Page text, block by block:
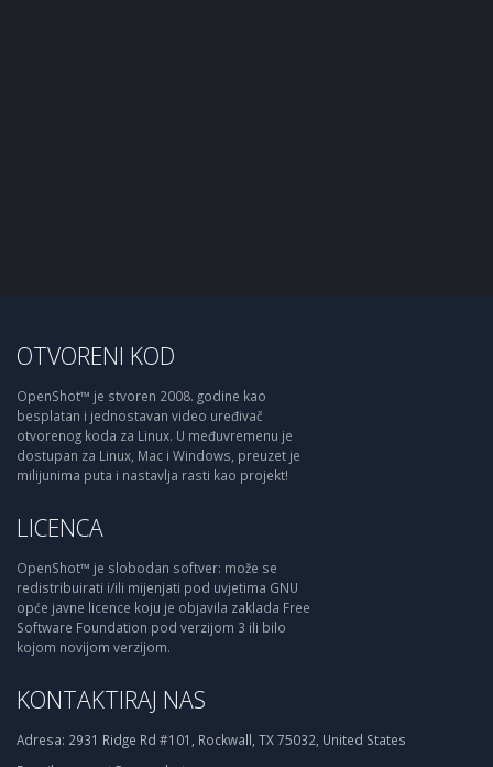
OTVORENI KOD
OpenShot™ je stvoren 2008. godine kao
besplatan i jednostavan video uređivač
otvorenog koda za Linux. U međuvremenu je
dostupan za Linux, Mac i Windows, preuzet je
milijunima puta i nastavlja rasti kao projekt!
LICENCA
OpenShot™ je slobodan softver: može se
redistribuirati i/ili mijenjati pod uvjetima GNU
opće javne licence koju je objavila zaklada Free
Software Foundation pod verzijom 3 ili bilo
kojom novijom verzijom.
KONTAKTIRAJ NAS
Adresa: 2931 Ridge Rd #101, Rockwall, TX 75032, United States